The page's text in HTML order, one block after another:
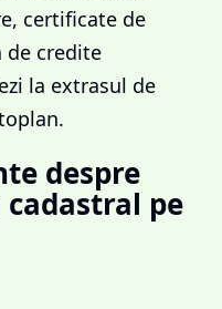
certificate de
de credite
la extrasul de
despre
pe